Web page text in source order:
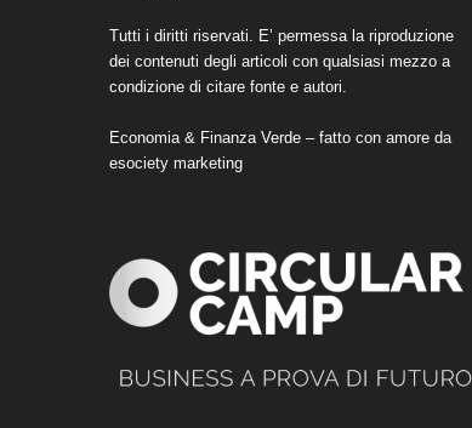
Tutti i diritti riservati. E’ permessa la riproduzione
dei contenuti degli articoli con qualsiasi mezzo a
condizione di citare fonte e autori.
Economia & Finanza Verde – fatto con amore da
esociety marketing